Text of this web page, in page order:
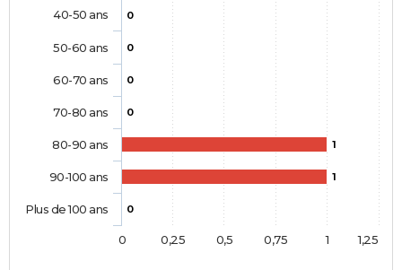
0
0
0
0
1
1
0
40-50 ans
50-60 ans
60-70 ans
70-80 ans
80-90 ans
90-100 ans
Plus de 100 ans
0 1
0,25 0,5 0,75 1,25